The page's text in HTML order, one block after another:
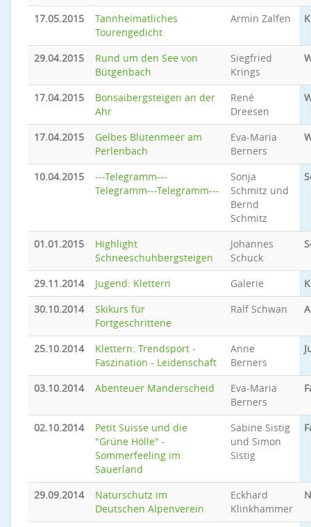
17.05.2015
Tannheimatliches
Tourengedicht
Armin Zalfen
29.04.2015
Rund um den See von
Bütgenbach
Siegfried
Krings
17.04.2015
Bonsaibergsteigen an der
Ahr
René
Dreesen
17.04.2015
Gelbes Blütenmeer am
Perlenbach
Eva-Maria
Berners
10.04.2015
---Telegramm---
Telegramm---Telegramm---
Sonja
Schmitz und
Bernd
Schmitz
01.01.2015
Highlight
Schneeschuhbergsteigen
Johannes
Schuck
29.11.2014 Jugend: Klettern Galerie
30.10.2014
Skikurs für
Fortgeschrittene
Ralf Schwan
25.10.2014
Klettern: Trendsport -
Faszination - Leidenschaft
Anne
Berners
03.10.2014 Abenteuer Manderscheid
Eva-Maria
Berners
02.10.2014
Petit Suisse und die
"Grüne Hölle" -
Sommerfeeling im
Sauerland
Sabine Sistig
und Simon
Sistig
29.09.2014
Naturschutz im
Deutschen Alpenverein
Eckhard
Klinkhammer